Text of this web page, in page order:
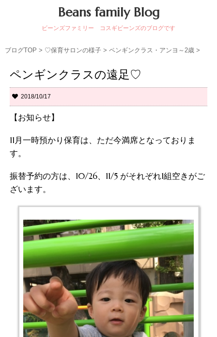
Beans family Blog
ビーンズファミリー コスギビーンズのブログです
ブログTOP > ♡保育サロンの様子 > ペンギンクラス・アンヨ～2歳 >
ペンギンクラスの遠足♡
2018/10/17
【お知らせ】
11月一時預かり保育は、ただ今満席となっておりま
す。
振替予約の方は、10/26、11/5 がそれぞれ1組空きがご
ざいます。